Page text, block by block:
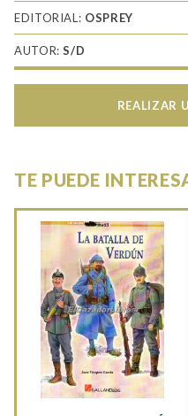
EDITORIAL: OSPREY
AUTOR:S/D
REALIZAR
TE PUEDE